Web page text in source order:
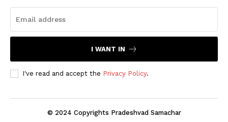
I WANT IN
I've read and accept the Privacy Policy.
© 2024 Copyrights Pradeshvad Samachar